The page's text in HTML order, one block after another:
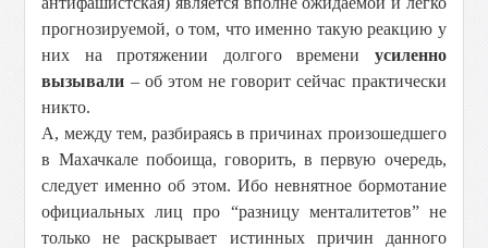
прогнозируемой, о том, что именно такую реакцию у
них на протяжении долгого времени усиленно
вызывали – об этом не говорит сейчас практически
никто.
А, между тем, разбираясь в причинах произошедшего
в Махачкале побоища, говорить, в первую очередь,
следует именно об этом. Ибо невнятное бормотание
официальных лиц про “разницу менталитетов” не
только не раскрывает истинных причин данного